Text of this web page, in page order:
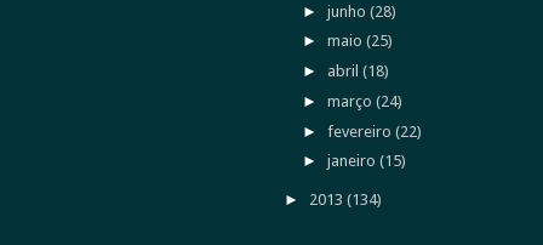
►junho(28)
►maio(25)
► abril(18)
►março(24)
►fevereiro(22)
►janeiro(15)
► 2013 (134)